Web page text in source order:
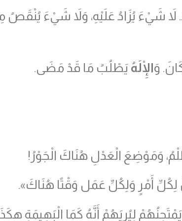
لاَ شَيْءَ يُزَادُ عَلَيْهِ، وَلاَ شَيْءَ يُنْقَصُ
وَالْإِلَهُ يَطْلُبُ مَا قَدْ مَضَى.
وَمَوْضِعَ الْعَدْلِ هُنَاكَ الْجَوْرُ!
لِكُلِّ أَمْرٍ وَلِكُلِّ عَمَل وَقْتًا هُنَاكَ».
يَمْتَحِنُهُمْ لِيُرِيَهُمْ أَنَّهُ كَمَا الْبَهِيمَةِ